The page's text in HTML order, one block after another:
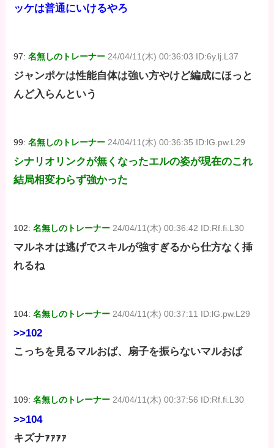
ッケは普通にいけるやろ
97:名無しのトレーナー 24/04/11(木) 00:36:03 ID:6y.lj.L37
ジャンポケは性能自体は強い方やけど編成にほっと
んど入らんという
99:名無しのトレーナー 24/04/11(木) 00:36:35 ID:lG.pw.L29
シナリオリンクが無くなったエルの姿が現在のこれ
結局相変わらず強かった
102:名無しのトレーナー 24/04/11(木) 00:36:42 ID:Rf.fi.L30
マルネオは逃げでスキルが強すぎるから仕方なく挿
れるね
104:名無しのトレーナー 24/04/11(木) 00:37:11 ID:lG.pw.L29
>>102
こっちを見るマルおば、扇子を振らないマルおば
109:名無しのトレーナー 24/04/11(木) 00:37:56 ID:Rf.fi.L30
>>104
キズナｧｧｧｧ